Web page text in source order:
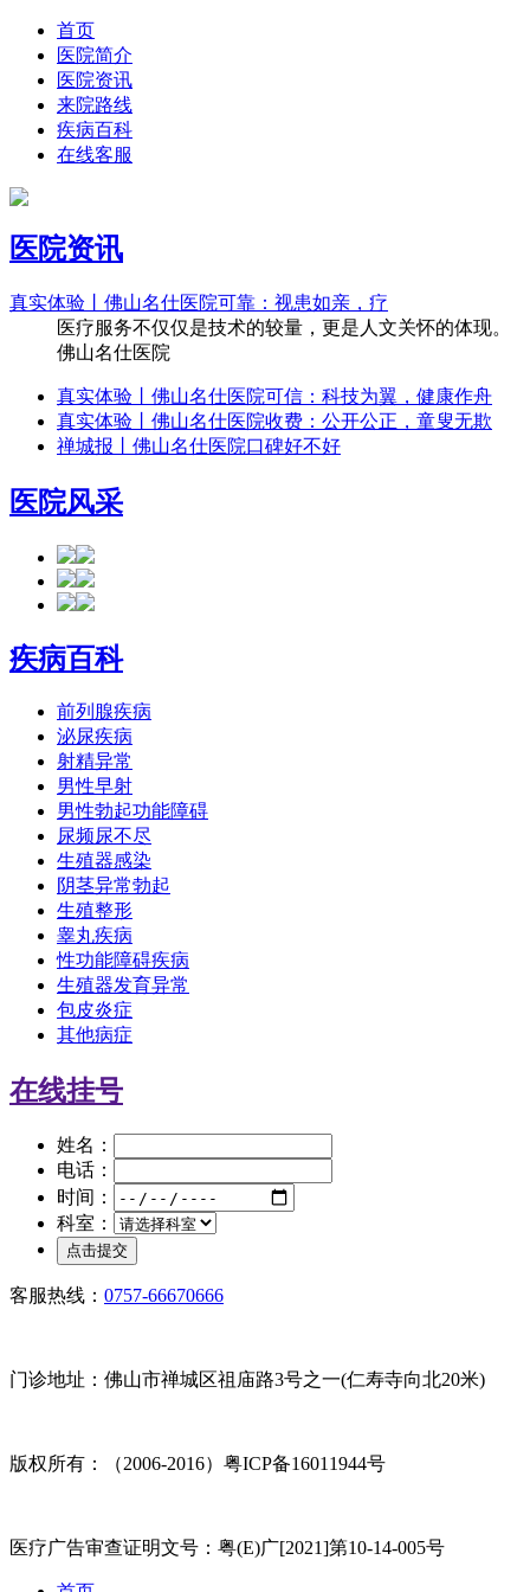
首页
医院简介
医院资讯
来院路线
疾病百科
在线客服
医院资讯
真实体验丨佛山名仕医院可靠：视患如亲，疗
医疗服务不仅仅是技术的较量，更是人文关怀的体现。
佛山名仕医院
真实体验丨佛山名仕医院可信：科技为翼，健康作舟
真实体验丨佛山名仕医院收费：公开公正，童叟无欺
禅城报丨佛山名仕医院口碑好不好
医院风采
疾病百科
前列腺疾病
泌尿疾病
射精异常
男性早射
男性勃起功能障碍
尿频尿不尽
生殖器感染
阴茎异常勃起
生殖整形
睾丸疾病
性功能障碍疾病
生殖器发育异常
包皮炎症
其他病症
在线挂号
姓名：
电话：
时间：
科室：
客服热线： 0757-66670666
门诊地址：佛山市禅城区祖庙路3号之一(仁寿寺向北20米)
版权所有：（2006-2016）粤ICP备16011944号
医疗广告审查证明文号：粤(E)广[2021]第10-14-005号